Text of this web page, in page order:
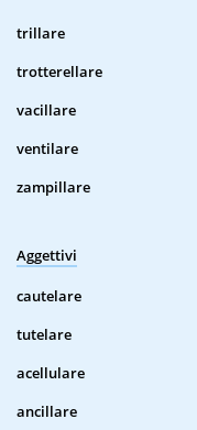
trillare
trotterellare
vacillare
ventilare
zampillare
Aggettivi
cautelare
tutelare
acellulare
ancillare